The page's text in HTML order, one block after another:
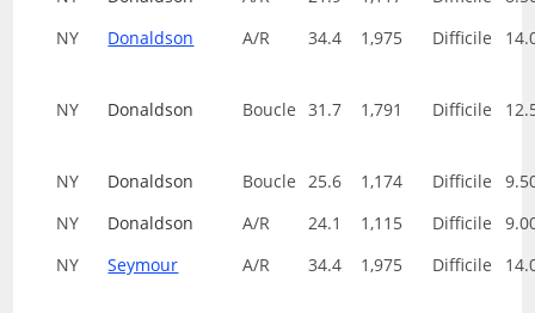
NY
Donaldson A/R 34.4 1,975 Difficile
NY Donaldson Boucle 31.7 1,791 Difficile
NY Donaldson Boucle 25.6 1,174 Difficile
NY
Donaldson A/R 24.1 1,115 Difficile
NY
Seymour A/R 34.4 1,975 Difficile